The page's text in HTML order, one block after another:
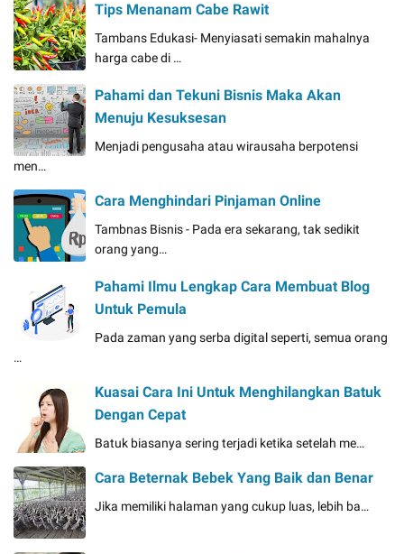
Tips Menanam Cabe Rawit
Tambans Edukasi- Menyiasati semakin mahalnya
harga cabe di …
Pahami dan Tekuni Bisnis Maka Akan
Menuju Kesuksesan
Menjadi pengusaha atau wirausaha berpotensi
men…
Cara Menghindari Pinjaman Online
Tambnas Bisnis - Pada era sekarang, tak sedikit
orang yang…
Pahami Ilmu Lengkap Cara Membuat Blog
Untuk Pemula
Pada zaman yang serba digital seperti, semua orang
…
Kuasai Cara Ini Untuk Menghilangkan Batuk
Dengan Cepat
Batuk biasanya sering terjadi ketika setelah me…
Cara Beternak Bebek Yang Baik dan Benar
Jika memiliki halaman yang cukup luas, lebih ba…